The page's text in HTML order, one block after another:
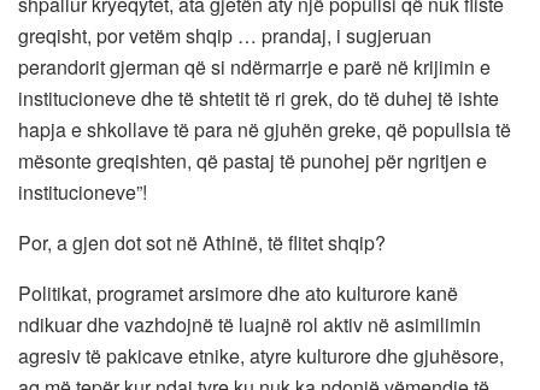
greqisht, por vetëm shqip … prandaj, i sugjeruan
perandorit gjerman që si ndërmarrje e parë në krijimin e
institucioneve dhe të shtetit të ri grek, do të duhej të ishte
hapja e shkollave të para në gjuhën greke, që popullsia të
mësonte greqishten, që pastaj të punohej për ngritjen e
institucioneve”!
Por, a gjen dot sot në Athinë, të flitet shqip?
Politikat, programet arsimore dhe ato kulturore kanë
ndikuar dhe vazhdojnë të luajnë rol aktiv në asimilimin
agresiv të pakicave etnike, atyre kulturore dhe gjuhësore,